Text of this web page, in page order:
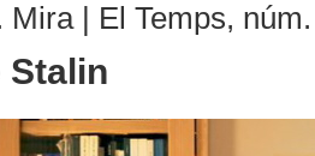
Mira | El Temps,
Stalin